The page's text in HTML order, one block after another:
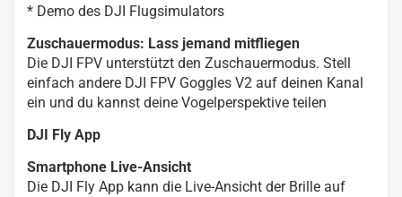
* Demo des DJI Flugsimulators
Zuschauermodus: Lass jemand mitfliegen
Die DJI FPV unterstützt den Zuschauermodus. Stell
einfach andere DJI FPV Goggles V2 auf deinen Kanal
ein und du kannst deine Vogelperspektive teilen
DJI Fly App
Smartphone Live-Ansicht
Die DJI Fly App kann die Live-Ansicht der Brille auf